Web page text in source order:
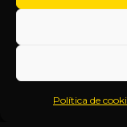
Política de
Inteligencia
Anticipándonos